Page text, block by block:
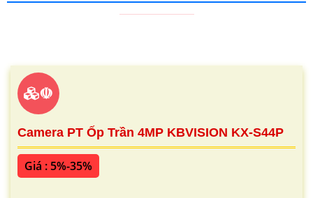
☫
Camera PT Ốp Trần 4MP KBVISION KX-S44P
Giá : 5%-35%